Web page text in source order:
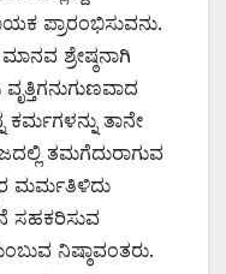
ಪ್ರಾರಂಭಿಸುವನು.
ಶ್ರೇಷ್ಠನಾಗಿ
ತಾನೇ
ತಮಗೆದುರಾಗುವ
ಮರ್ಮತಿಳಿದು
ಸಹಕರಿಸುವ
ನಿಷ್ಠಾವಂತರು.